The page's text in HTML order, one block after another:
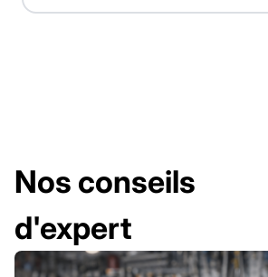
Nos conseils
d'expert